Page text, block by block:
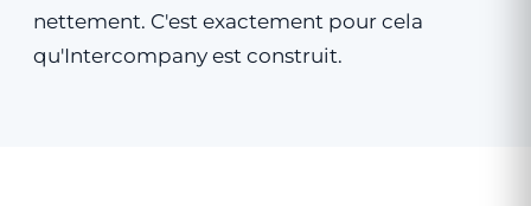
nettement. C'est exactement pour cela
qu'Intercompany est construit.